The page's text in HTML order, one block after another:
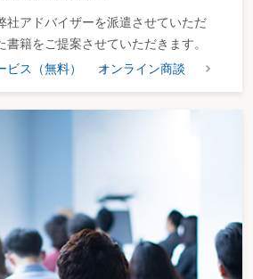
社アドバイザーを派遣させていただ
書籍をご提案させていただきます。
ス（無料）
オンライン商談